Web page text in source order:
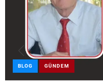
BLOG GÜNDEM